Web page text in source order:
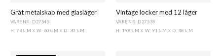
Gråt metalskab med glaslåger
VARENR: D27545
H: 73 CM X W: 60 CM X D: 30 CM
Vintage locker med 12 låger
VARENR: D27539
H: 198 CMX W: 91 CM X D: 48 CM